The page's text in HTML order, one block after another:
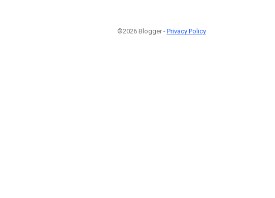
©2026 Blogger - Privacy Policy